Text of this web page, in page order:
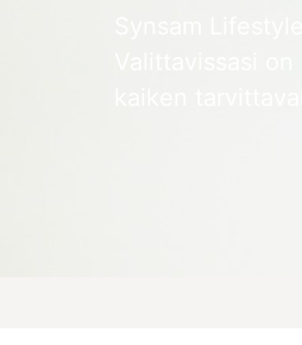
Synsam
Valittavissasi